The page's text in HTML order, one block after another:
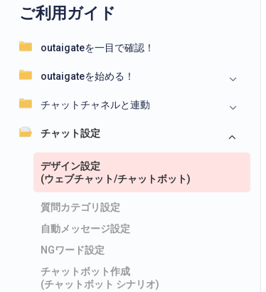
ご利用ガイド
outaigateを一目で確認！
outaigateを始める！
チャットチャネルと連動
チャット設定
デザイン設定
(ウェブチャット/チャットボット)
質問カテゴリ設定
自動メッセージ設定
NGワード設定
チャットボット作成
(チャットボット シナリオ)